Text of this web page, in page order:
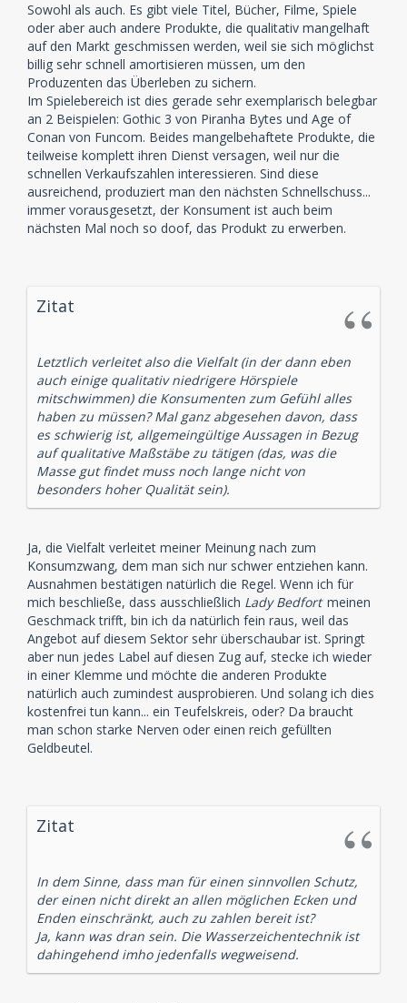
Sowohl als auch. Es gibt viele Titel, Bücher, Filme, Spiele
oder aber auch andere Produkte, die qualitativ mangelhaft
auf den Markt geschmissen werden, weil sie sich möglichst
billig sehr schnell amortisieren müssen, um den
Produzenten das Überleben zu sichern.
Im Spielebereich ist dies gerade sehr exemplarisch belegbar
an 2 Beispielen: Gothic 3 von Piranha Bytes und Age of
Conan von Funcom. Beides mangelbehaftete Produkte, die
teilweise komplett ihren Dienst versagen, weil nur die
schnellen Verkaufszahlen interessieren. Sind diese
ausreichend, produziert man den nächsten Schnellschuss...
immer vorausgesetzt, der Konsument ist auch beim
nächsten Mal noch so doof, das Produkt zu erwerben.
Zitat
Letztlich verleitet also die Vielfalt (in der dann eben
auch einige qualitativ niedrigere Hörspiele
mitschwimmen) die Konsumenten zum Gefühl alles
haben zu müssen? Mal ganz abgesehen davon, dass
es schwierig ist, allgemeingültige Aussagen in Bezug
auf qualitative Maßstäbe zu tätigen (das, was die
Masse gut findet muss noch lange nicht von
besonders hoher Qualität sein).
Ja, die Vielfalt verleitet meiner Meinung nach zum
Konsumzwang, dem man sich nur schwer entziehen kann.
Ausnahmen bestätigen natürlich die Regel. Wenn ich für
mich beschließe, dass ausschließlich Lady Bedfort meinen
Geschmack trifft, bin ich da natürlich fein raus, weil das
Angebot auf diesem Sektor sehr überschaubar ist. Springt
aber nun jedes Label auf diesen Zug auf, stecke ich wieder
in einer Klemme und möchte die anderen Produkte
natürlich auch zumindest ausprobieren. Und solang ich dies
kostenfrei tun kann... ein Teufelskreis, oder? Da braucht
man schon starke Nerven oder einen reich gefüllten
Geldbeutel.
Zitat
In dem Sinne, dass man für einen sinnvollen Schutz,
der einen nicht direkt an allen möglichen Ecken und
Enden einschränkt, auch zu zahlen bereit ist?
Ja, kann was dran sein. Die Wasserzeichentechnik ist
dahingehend imho jedenfalls wegweisend.